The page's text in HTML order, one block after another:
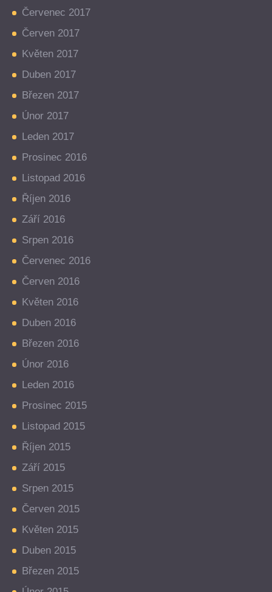
Červenec 2017
Červen 2017
Květen 2017
Duben 2017
Březen 2017
Únor 2017
Leden 2017
Prosinec 2016
Listopad 2016
Říjen 2016
Září 2016
Srpen 2016
Červenec 2016
Červen 2016
Květen 2016
Duben 2016
Březen 2016
Únor 2016
Leden 2016
Prosinec 2015
Listopad 2015
Říjen 2015
Září 2015
Srpen 2015
Červen 2015
Květen 2015
Duben 2015
Březen 2015